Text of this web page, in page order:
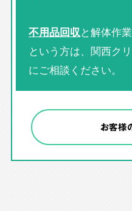
不用品回収と解体作
という方は、関西ク
にご相談ください。
お客様